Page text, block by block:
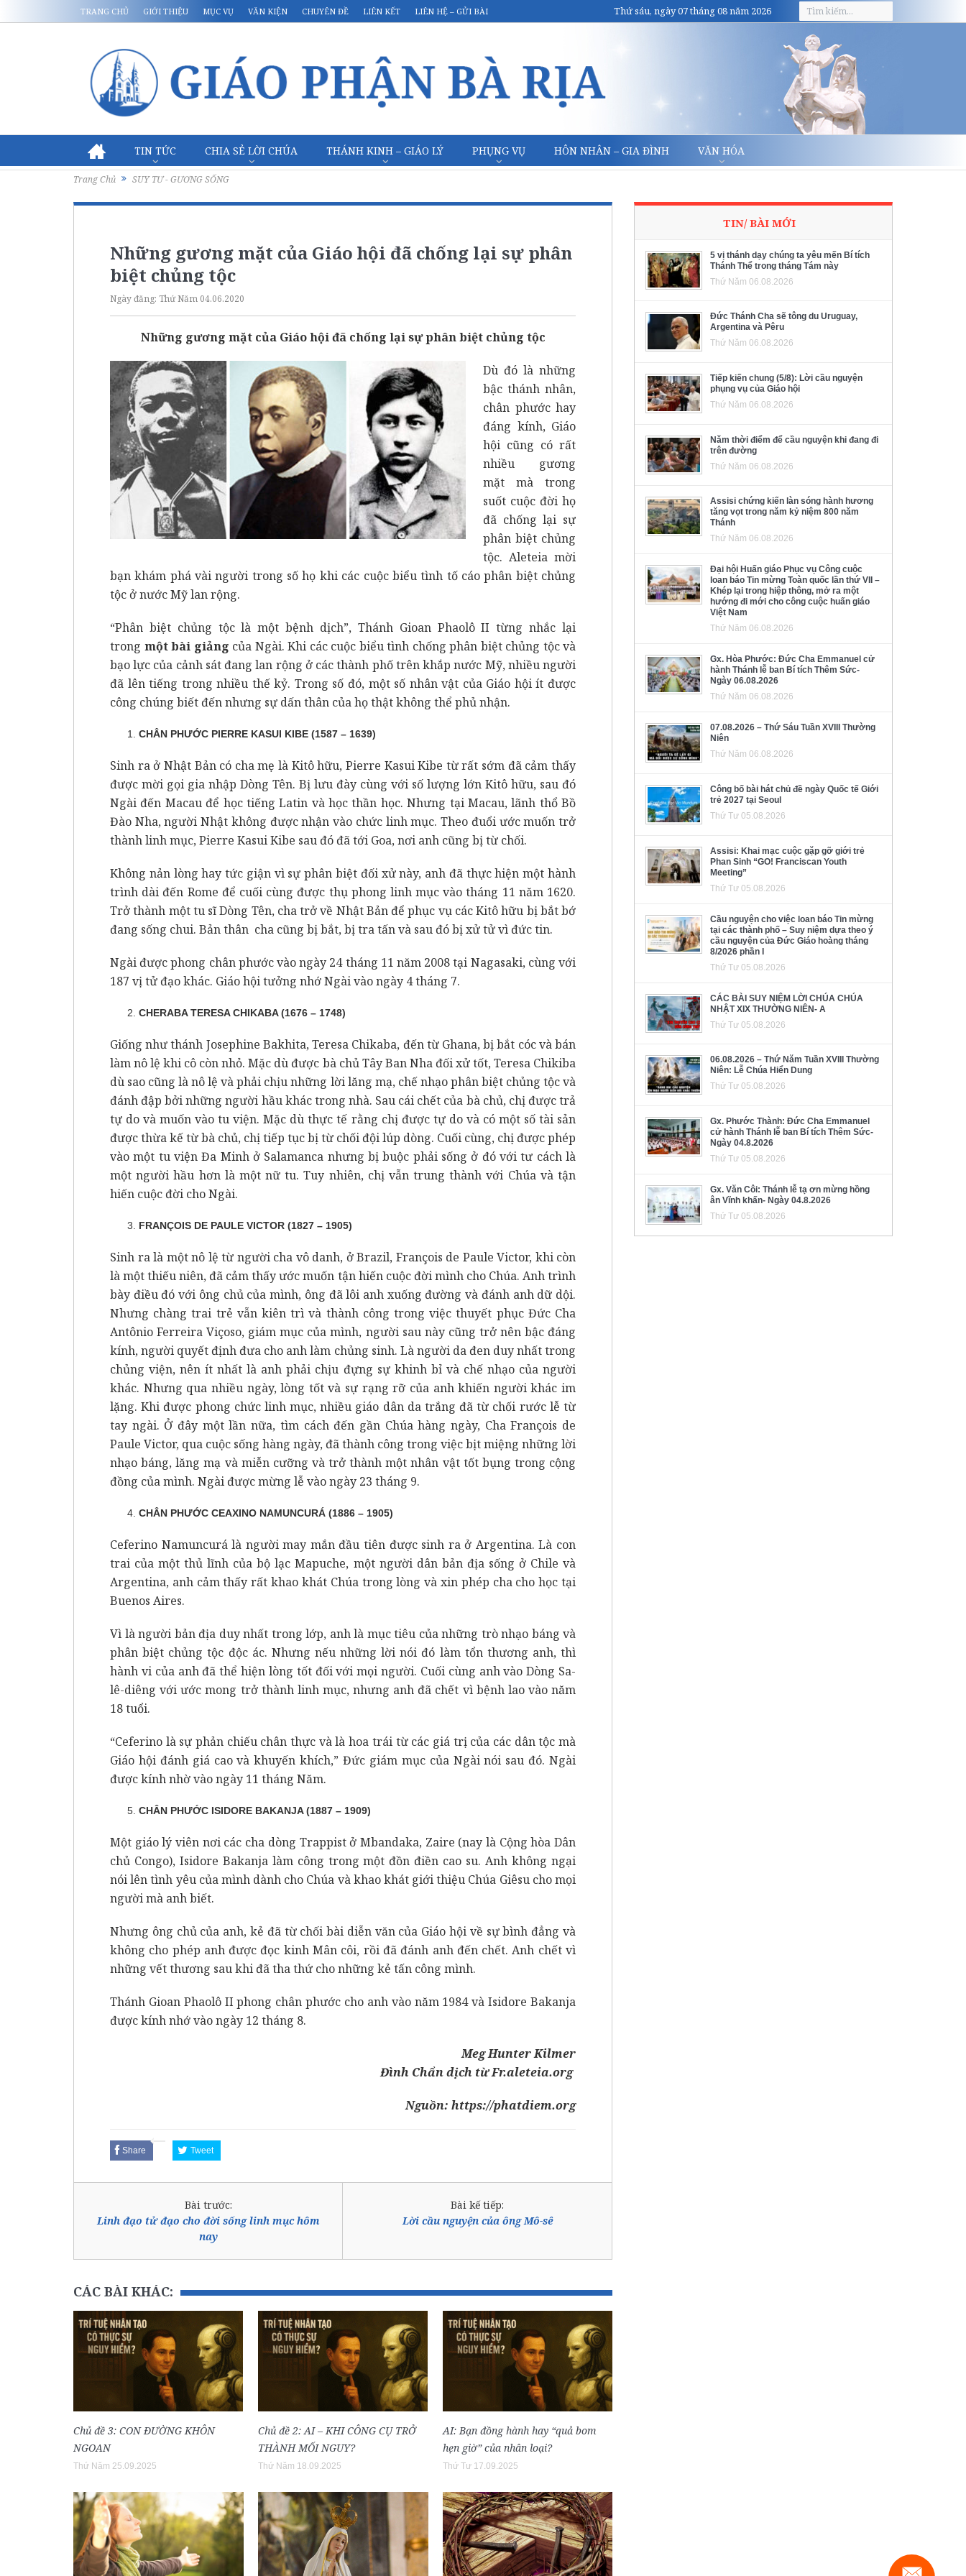
TRANG CHỦ GIỚI THIỆU MỤC VỤ VĂN KIỆN CHUYÊN ĐỀ LIÊN KẾT LIÊN HỆ – GỬI BÀI Thứ sáu, ngày 07 tháng 08 năm 2026
TIN TỨC CHIA SẺ LỜI CHÚA THÁNH KINH – GIÁO LÝ PHỤNG VỤ HÔN NHÂN – GIA ĐÌNH VĂN HÓA
Trang Chủ SUY TƯ - GƯƠNG SỐNG
Những gương mặt của Giáo hội đã chống lại sự phân
biệt chủng tộc
Ngày đăng: Thứ Năm 04.06.2020
Những gương mặt của Giáo hội đã chống lại sự phân biệt chủng tộc
Dù đó là những
bậc thánh nhân,
chân phước hay
đáng kính, Giáo
hội cũng có rất
nhiều gương
mặt mà trong
suốt cuộc đời họ
đã chống lại sự
phân biệt chủng
tộc. Aleteia mời
bạn khám phá vài người trong số họ khi các cuộc biểu tình tố cáo phân biệt chủng
tộc ở nước Mỹ lan rộng.
“Phân biệt chủng tộc là một bệnh dịch”, Thánh Gioan Phaolô II từng nhắc lại
trong một bài giảng của Ngài. Khi các cuộc biểu tình chống phân biệt chủng tộc và
bạo lực của cảnh sát đang lan rộng ở các thành phố trên khắp nước Mỹ, nhiều người
đã lên tiếng trong nhiều thế kỷ. Trong số đó, một số nhân vật của Giáo hội ít được
công chúng biết đến nhưng sự dấn thân của họ thật không thể phủ nhận.
CHÂN PHƯỚC PIERRE KASUI KIBE (1587 – 1639)
Sinh ra ở Nhật Bản có cha mẹ là Kitô hữu, Pierre Kasui Kibe từ rất sớm đã cảm thấy
được mời gọi gia nhập Dòng Tên. Bị lưu đày cùng với số lượng lớn Kitô hữu, sau đó
Ngài đến Macau để học tiếng Latin và học thần học. Nhưng tại Macau, lãnh thổ Bồ
Đào Nha, người Nhật không được nhận vào chức linh mục. Theo đuổi ước muốn trở
thành linh mục, Pierre Kasui Kibe sau đó đã tới Goa, nơi anh cũng bị từ chối.
Không nản lòng hay tức giận vì sự phân biệt đối xử này, anh đã thực hiện một hành
trình dài đến Rome để cuối cùng được thụ phong linh mục vào tháng 11 năm 1620.
Trở thành một tu sĩ Dòng Tên, cha trở về Nhật Bản để phục vụ các Kitô hữu bị bắt bớ
đang sống chui. Bản thân cha cũng bị bắt, bị tra tấn và sau đó bị xử tử vì đức tin.
Ngài được phong chân phước vào ngày 24 tháng 11 năm 2008 tại Nagasaki, cùng với
187 vị tử đạo khác. Giáo hội tưởng nhớ Ngài vào ngày 4 tháng 7.
CHERABA TERESA CHIKABA (1676 – 1748)
Giống như thánh Josephine Bakhita, Teresa Chikaba, đến từ Ghana, bị bắt cóc và bán
làm nô lệ khi cô còn nhỏ. Mặc dù được bà chủ Tây Ban Nha đối xử tốt, Teresa Chikiba
dù sao cũng là nô lệ và phải chịu những lời lăng mạ, chế nhạo phân biệt chủng tộc và
đánh đập bởi những người hầu khác trong nhà. Sau cái chết của bà chủ, chị được trả
tự do và muốn vào tu viện. Mặc dù thực tế rằng chị được tự do và có một số tài sản
được thừa kế từ bà chủ, chị tiếp tục bị từ chối đội lúp dòng. Cuối cùng, chị được phép
vào một tu viện Đa Minh ở Salamanca nhưng bị buộc phải sống ở đó với tư cách là
một người hầu hơn là một nữ tu. Tuy nhiên, chị vẫn trung thành với Chúa và tận
hiến cuộc đời cho Ngài.
FRANÇOIS DE PAULE VICTOR (1827 – 1905)
Sinh ra là một nô lệ từ người cha vô danh, ở Brazil, François de Paule Victor, khi còn
là một thiếu niên, đã cảm thấy ước muốn tận hiến cuộc đời mình cho Chúa. Anh trình
bày điều đó với ông chủ của mình, ông đã lôi anh xuống đường và đánh anh dữ dội.
Nhưng chàng trai trẻ vẫn kiên trì và thành công trong việc thuyết phục Đức Cha
Antônio Ferreira Viçoso, giám mục của mình, người sau này cũng trở nên bậc đáng
kính, người quyết định đưa cho anh làm chủng sinh. Là người da đen duy nhất trong
chủng viện, nên ít nhất là anh phải chịu đựng sự khinh bỉ và chế nhạo của người
khác. Nhưng qua nhiều ngày, lòng tốt và sự rạng rỡ của anh khiến người khác im
lặng. Khi được phong chức linh mục, nhiều giáo dân da trắng đã từ chối rước lễ từ
tay ngài. Ở đây một lần nữa, tìm cách đến gần Chúa hàng ngày, Cha François de
Paule Victor, qua cuộc sống hàng ngày, đã thành công trong việc bịt miệng những lời
nhạo báng, lăng mạ và miễn cưỡng và trở thành một nhân vật tốt bụng trong cộng
đồng của mình. Ngài được mừng lễ vào ngày 23 tháng 9.
CHÂN PHƯỚC CEAXINO NAMUNCURÁ (1886 – 1905)
Ceferino Namuncurá là người may mắn đầu tiên được sinh ra ở Argentina. Là con
trai của một thủ lĩnh của bộ lạc Mapuche, một người dân bản địa sống ở Chile và
Argentina, anh cảm thấy rất khao khát Chúa trong lòng và xin phép cha cho học tại
Buenos Aires.
Vì là người bản địa duy nhất trong lớp, anh là mục tiêu của những trò nhạo báng và
phân biệt chủng tộc độc ác. Nhưng nếu những lời nói đó làm tổn thương anh, thì
hành vi của anh đã thể hiện lòng tốt đối với mọi người. Cuối cùng anh vào Dòng Sa-
lê-diêng với ước mong trở thành linh mục, nhưng anh đã chết vì bệnh lao vào năm
18 tuổi.
“Ceferino là sự phản chiếu chân thực và là hoa trái từ các giá trị của các dân tộc mà
Giáo hội đánh giá cao và khuyến khích,” Đức giám mục của Ngài nói sau đó. Ngài
được kính nhờ vào ngày 11 tháng Năm.
CHÂN PHƯỚC ISIDORE BAKANJA (1887 – 1909)
Một giáo lý viên nơi các cha dòng Trappist ở Mbandaka, Zaire (nay là Cộng hòa Dân
chủ Congo), Isidore Bakanja làm công trong một đồn điền cao su. Anh không ngại
nói lên tình yêu của mình dành cho Chúa và khao khát giới thiệu Chúa Giêsu cho mọi
người mà anh biết.
Nhưng ông chủ của anh, kẻ đã từ chối bài diễn văn của Giáo hội về sự bình đẳng và
không cho phép anh được đọc kinh Mân côi, rồi đã đánh anh đến chết. Anh chết vì
những vết thương sau khi đã tha thứ cho những kẻ tấn công mình.
Thánh Gioan Phaolô II phong chân phước cho anh vào năm 1984 và Isidore Bakanja
được kính nhớ vào ngày 12 tháng 8.
Meg Hunter Kilmer
Đình Chẩn dịch từFr.aleteia.org
Nguồn: https://phatdiem.org
Share Tweet
Bài trước:
Linh đạo tử đạo cho đời sống linh mục hôm
nay
Bài kế tiếp:
Lời cầu nguyện của ông Mô-sê
CÁC BÀI KHÁC:
Chủ đề 3: CON ĐƯỜNG KHÔN
NGOAN
Thứ Năm 25.09.2025
Chủ đề 2: AI – KHI CÔNG CỤ TRỞ
THÀNH MỐI NGUY?
Thứ Năm 18.09.2025
AI: Bạn đồng hành hay “quả bom
hẹn giờ” của nhân loại?
Thứ Tư 17.09.2025
TIN/ BÀI MỚI
5 vị thánh dạy chúng ta yêu mến Bí tích
Thánh Thể trong tháng Tám này
Thứ Năm 06.08.2026
Đức Thánh Cha sẽ tông du Uruguay,
Argentina và Pêru
Thứ Năm 06.08.2026
Tiếp kiến chung (5/8): Lời cầu nguyện
phụng vụ của Giáo hội
Thứ Năm 06.08.2026
Năm thời điểm để cầu nguyện khi đang đi
trên đường
Thứ Năm 06.08.2026
Assisi chứng kiến làn sóng hành hương
tăng vọt trong năm kỷ niệm 800 năm
Thánh
Thứ Năm 06.08.2026
Đại hội Huấn giáo Phục vụ Công cuộc
loan báo Tin mừng Toàn quốc lần thứ VII –
Khép lại trong hiệp thông, mở ra một
hướng đi mới cho công cuộc huấn giáo
Việt Nam
Thứ Năm 06.08.2026
Gx. Hòa Phước: Đức Cha Emmanuel cử
hành Thánh lễ ban Bí tích Thêm Sức-
Ngày 06.08.2026
Thứ Năm 06.08.2026
07.08.2026 – Thứ Sáu Tuần XVIII Thường
Niên
Thứ Năm 06.08.2026
Công bố bài hát chủ đề ngày Quốc tế Giới
trẻ 2027 tại Seoul
Thứ Tư 05.08.2026
Assisi: Khai mạc cuộc gặp gỡ giới trẻ
Phan Sinh “GO! Franciscan Youth
Meeting”
Thứ Tư 05.08.2026
Cầu nguyện cho việc loan báo Tin mừng
tại các thành phố – Suy niệm dựa theo ý
cầu nguyện của Đức Giáo hoàng tháng
8/2026 phần I
Thứ Tư 05.08.2026
CÁC BÀI SUY NIỆM LỜI CHÚA CHÚA
NHẬT XIX THƯỜNG NIÊN- A
Thứ Tư 05.08.2026
06.08.2026 – Thứ Năm Tuần XVIII Thường
Niên: Lễ Chúa Hiển Dung
Thứ Tư 05.08.2026
Gx. Phước Thành: Đức Cha Emmanuel
cử hành Thánh lễ ban Bí tích Thêm Sức-
Ngày 04.8.2026
Thứ Tư 05.08.2026
Gx. Văn Côi: Thánh lễ tạ ơn mừng hồng
ân Vĩnh khấn- Ngày 04.8.2026
Thứ Tư 05.08.2026